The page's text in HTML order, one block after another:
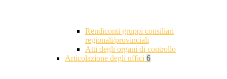
Rendiconti gruppi consiliari
regionali/provinciali
Atti degli organi di controllo
Articolazione degli uffici 6